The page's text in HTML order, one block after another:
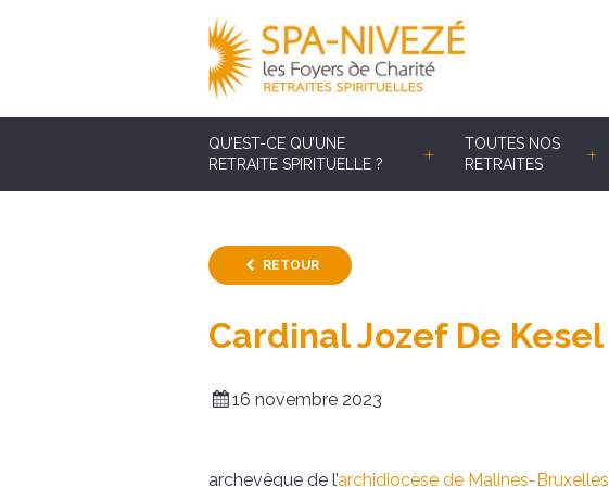
QU’EST-CE QU’UNE
RETRAITE SPIRITUELLE ?
TOUTES NOS
RETRAITES
RETOUR
Cardinal Jozef De Kesel
16 novembre 2023
archevêque de l’archidiocèse de Malines-Bruxelles